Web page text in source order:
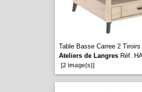
Table Basse Carree 2
Ateliers de LangresRéf.
[2 image(s)]